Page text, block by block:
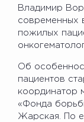
Владимир
современных
пожилых
Об
пациентов
координатор
«Фонда
Жарская. По